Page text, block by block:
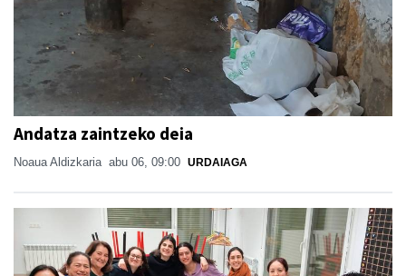
Andatza zaintzeko deia
Noaua Aldizkaria abu 06, 09:00 URDAIAGA